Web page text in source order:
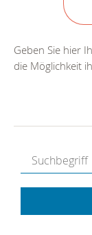
Geben Sie hier
die Möglichkeit